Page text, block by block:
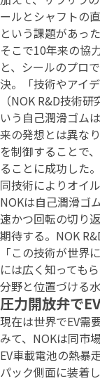
ールとシャフトの
という課題があった
そこで10年来の協
と、シールのプロ
決。「技術やアイ
（NOK R&D技術
いう自己潤滑ゴム
来の発想とは異な
を制御することで
ることに成功した。
同技術によりオイ
NOKは自己潤滑ゴ
速かつ回転の切り
期待する。NOK
「この技術が世界
には広く知っても
分野と位置づける
圧力開放弁で
現在は世界でEV需
みて、NOKは同市
EV車載電池の熱暴
パック側面に装着